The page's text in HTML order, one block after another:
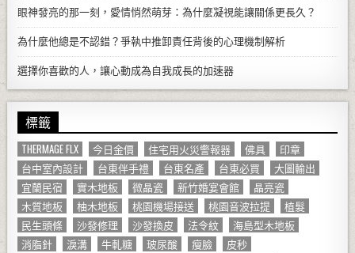
眼神發亮的那一刻，愛情悄然萌芽：為什麼凝視能讓關係更長久？
為什麼他總是不認錯？爭執中推卸責任背後的心理機制解析
選擇你喜歡的人，讓心動成為自我成長的加速器
標籤
THERMAGE FLX 今日金價 住宅用火災警報器 佛具
印章
台中室內設計
台東伴手禮 台東名產 台東必買
大圖輸出
宜蘭民宿
實木地板 微晶瓷 新竹婚宴會館
晶亮瓷
木質地板
柚木地板 桃園機場接送 桃園音波拉提
植髮
民生頭條
沙發修理 沙發換皮 法令紋
海島型木地板
消脂針
淚溝 牛軋糖 玻尿酸 瘦臉
皮秒